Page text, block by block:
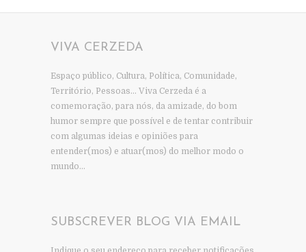
VIVA CERZEDA
Espaço público, Cultura, Política, Comunidade,
Território, Pessoas… Viva Cerzeda é a
comemoração, para nós, da amizade, do bom
humor sempre que possível e de tentar contribuir
com algumas ideias e opiniões para
entender(mos) e atuar(mos) do melhor modo o
mundo…
SUBSCREVER BLOG VIA EMAIL